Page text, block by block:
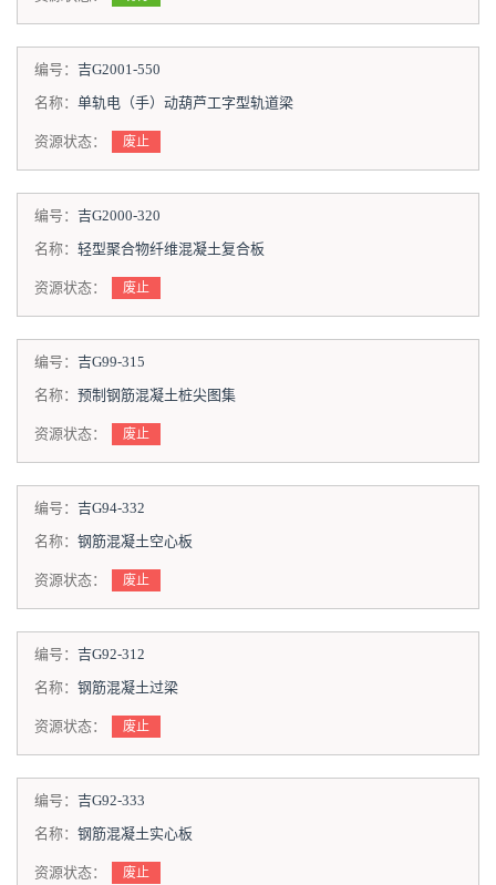
编号： 吉G2001-550
名称： 单轨电（手）动葫芦工字型轨道梁
资源状态： 废止
编号： 吉G2000-320
名称： 轻型聚合物纤维混凝土复合板
资源状态： 废止
编号： 吉G99-315
名称： 预制钢筋混凝土桩尖图集
资源状态： 废止
编号： 吉G94-332
名称： 钢筋混凝土空心板
资源状态： 废止
编号： 吉G92-312
名称： 钢筋混凝土过梁
资源状态： 废止
编号： 吉G92-333
名称： 钢筋混凝土实心板
资源状态： 废止